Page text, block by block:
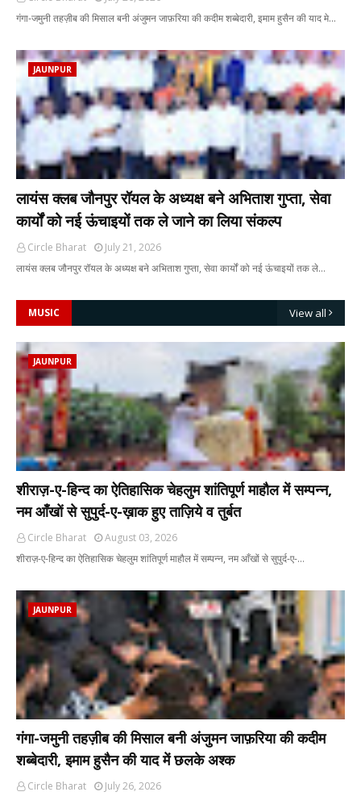
गंगा-जमुनी तहज़ीब की मिसाल बनी अंजुमन जाफ़रिया की कदीम शब्बेदारी, इमाम हुसैन की याद मे…
JAUNPUR
लायंस क्लब जौनपुर रॉयल के अध्यक्ष बने अभिताश गुप्ता, सेवा
कार्यों को नई ऊंचाइयों तक ले जाने का लिया संकल्प
Circle Bharat
July 21, 2026
लायंस क्लब जौनपुर रॉयल के अध्यक्ष बने अभिताश गुप्ता, सेवा कार्यों को नई ऊंचाइयों तक ले…
MUSIC View all
JAUNPUR
शीराज़-ए-हिन्द का ऐतिहासिक चेहलुम शांतिपूर्ण माहौल में सम्पन्न,
नम आँखों से सुपुर्द-ए-ख़ाक हुए ताज़िये व तुर्बत
Circle Bharat
August 03, 2026
शीराज़-ए-हिन्द का ऐतिहासिक चेहलुम शांतिपूर्ण माहौल में सम्पन्न, नम आँखों से सुपुर्द-ए-…
JAUNPUR
गंगा-जमुनी तहज़ीब की मिसाल बनी अंजुमन जाफ़रिया की कदीम
शब्बेदारी, इमाम हुसैन की याद में छलके अश्क
Circle Bharat
July 26, 2026